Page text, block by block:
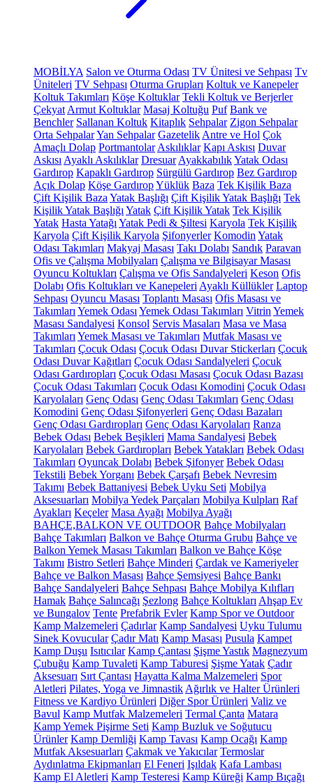
MOBİLYA Salon ve Oturma Odası TV Ünitesi ve Sehpası Tv
Üniteleri TV Sehpası Oturma Grupları Koltuk ve Kanepeler
Koltuk Takımları Köşe Koltuklar Tekli Koltuk ve Berjerler
Çekyat Armut Koltuklar Masaj Koltuğu Puf Bank ve
Benchler Sallanan Koltuk Kitaplık Sehpalar Zigon Sehpalar
Orta SehpalarYan Sehpalar Gazetelik Antre ve Hol Çok
Amaçlı Dolap Portmantolar Askılıklar Kapı Askısı Duvar
Askısı Ayaklı Askılıklar Dresuar AyakkabılıkYatak Odası
Gardırop Kapaklı Gardırop Sürgülü Gardırop Bez Gardırop
Açık Dolap Köşe GardıropYüklük Baza Tek Kişilik Baza
Çift Kişilik Baza Yatak Başlığı Çift Kişilik Yatak Başlığı Tek
Kişilik Yatak Başlığı Yatak Çift Kişilik Yatak Tek Kişilik
Yatak Hasta Yatağı Yatak Pedi & Şiltesi Karyola Tek Kişilik
Karyola Çift Kişilik Karyola Şifonyerler Komodin Yatak
Odası Takımları Makyaj Masası Takı Dolabı Sandık Paravan
Ofis ve Çalışma Mobilyaları Çalışma ve Bilgisayar Masası
Oyuncu Koltukları Çalışma ve Ofis Sandalyeleri Keson Ofis
Dolabı Ofis Koltukları ve Kanepeleri Ayaklı Küllükler Laptop
Sehpası Oyuncu Masası Toplantı Masası Ofis Masası ve
Takımları Yemek Odası Yemek Odası Takımları Vitrin Yemek
Masası Sandalyesi Konsol Servis Masaları Masa ve Masa
Takımları Yemek Masası ve Takımları Mutfak Masası ve
Takımları Çocuk Odası Çocuk Odası Duvar Stickerları Çocuk
Odası Duvar Kağıtları Çocuk Odası Sandalyeleri Çocuk
Odası Gardıropları Çocuk Odası Masası Çocuk Odası Bazası
Çocuk Odası Takımları Çocuk Odası Komodini Çocuk Odası
Karyolaları Genç Odası Genç Odası Takımları Genç Odası
Komodini Genç Odası Şifonyerleri Genç Odası Bazaları
Genç Odası Gardıropları Genç Odası Karyolaları Ranza
Bebek Odası Bebek Beşikleri Mama Sandalyesi Bebek
Karyolaları Bebek Gardıropları Bebek Yatakları Bebek Odası
Takımları Oyuncak Dolabı Bebek Şifonyer Bebek Odası
Tekstili Bebek Yorganı Bebek Çarşafı Bebek Nevresim
Takımı Bebek Battaniyesi Bebek Uyku Seti Mobilya
Aksesuarları Mobilya Yedek Parçaları Mobilya Kulpları Raf
Ayakları Keçeler Masa Ayağı Mobilya Ayağı
BAHÇE,BALKON VE OUTDOOR Bahçe Mobilyaları
Bahçe Takımları Balkon ve Bahçe Oturma Grubu Bahçe ve
Balkon Yemek Masası Takımları Balkon ve Bahçe Köşe
Takımı Bistro Setleri Bahçe Minderi Çardak ve Kameriyeler
Bahçe ve Balkon Masası Bahçe Şemsiyesi Bahçe Bankı
Bahçe Sandalyeleri Bahçe Sehpası Bahçe Mobilya Kılıfları
Hamak Bahçe Salıncağı Şezlong Bahçe Koltukları Ahşap Ev
ve Bungalov Tente Prefabrik Evler Kamp Spor ve Outdoor
Kamp Malzemeleri Çadırlar Kamp Sandalyesi Uyku Tulumu
Sinek Kovucular Çadır Matı Kamp Masası Pusula Kampet
Kamp Duşu Isıtıcılar Kamp Çantası Şişme Yastık Magnezyum
Çubuğu Kamp Tuvaleti Kamp Taburesi Şişme Yatak Çadır
Aksesuarı Sırt Çantası Hayatta Kalma Malzemeleri Spor
Aletleri Pilates, Yoga ve Jimnastik Ağırlık ve Halter Ürünleri
Fitness ve Kardiyo Ürünleri Diğer Spor Ürünleri Valiz ve
Bavul Kamp Mutfak Malzemeleri Termal Çanta Matara
Kamp Yemek Pişirme Seti Kamp Buzluk ve Soğutucu
Ürünler Kamp Demliği Kamp Tavası Kamp Ocağı Kamp
Mutfak Aksesuarları Çakmak ve Yakıcılar Termoslar
Aydınlatma Ekipmanları El Feneri Işıldak Kafa Lambası
Kamp El Aletleri Kamp Testeresi Kamp Küreği Kamp Bıçağı